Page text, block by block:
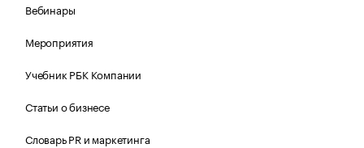
Вебинары
Мероприятия
Учебник РБК Компании
Статьи о бизнесе
Словарь PR и маркетинга